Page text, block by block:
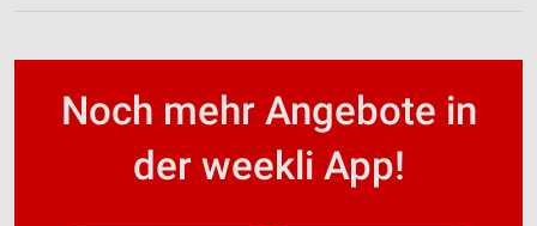
Noch mehr Angebote in
der weekli App!